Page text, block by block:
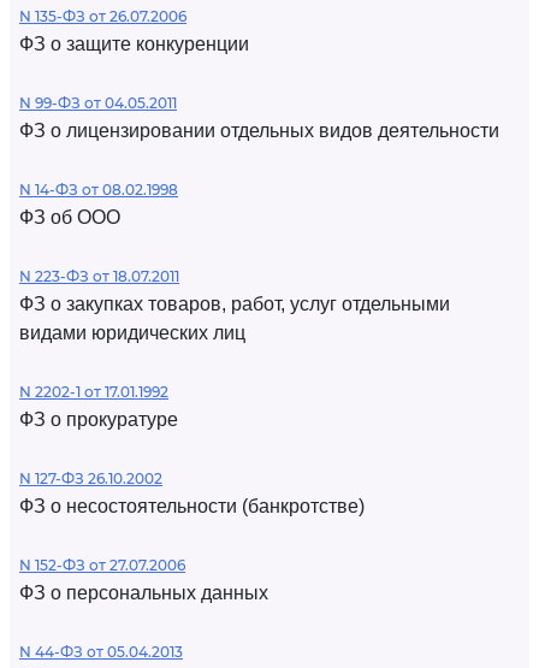
N 135-ФЗ от 26.07.2006
ФЗ о защите конкуренции
N 99-ФЗ от 04.05.2011
ФЗ о лицензировании отдельных видов деятельности
N 14-ФЗ от 08.02.1998
ФЗ об ООО
N 223-ФЗ от 18.07.2011
ФЗ о закупках товаров, работ, услуг отдельными
видами юридических лиц
N 2202-1 от 17.01.1992
ФЗ о прокуратуре
N 127-ФЗ 26.10.2002
ФЗ о несостоятельности (банкротстве)
N 152-ФЗ от 27.07.2006
ФЗ о персональных данных
N 44-ФЗ от 05.04.2013